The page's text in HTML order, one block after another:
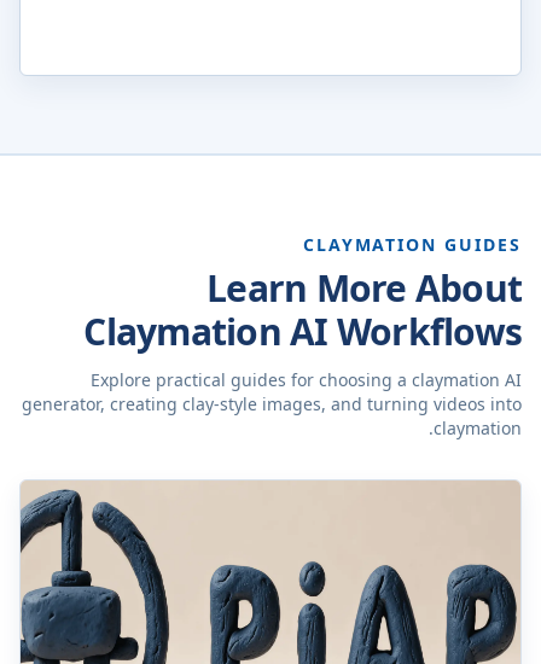
CLAYMATION GUIDES
Learn More About
Claymation AI Workflows
Explore practical guides for choosing a claymation AI
generator, creating clay-style images, and turning videos into
claymation.